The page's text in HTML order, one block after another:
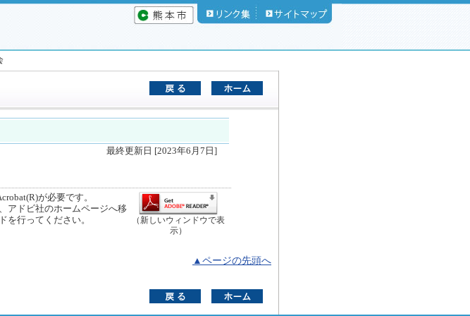
最終更新日 [2023年6月7日]
が必要です。
アドビ社のホームページへ移
を行ってください。
（新しいウィンドウで表
示）
▲ページの先頭へ